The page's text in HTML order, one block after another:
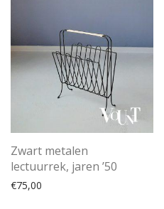
Zwart metalen
lectuurrek, jaren ’50
€75,00